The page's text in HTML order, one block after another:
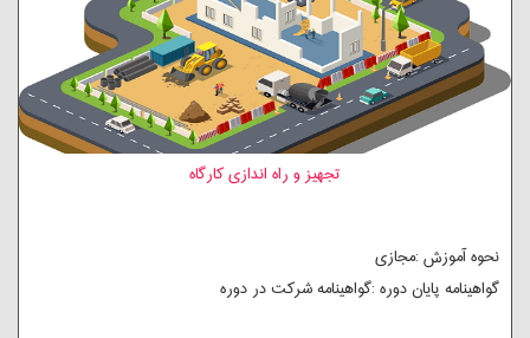
تجهیز و راه اندازی کارگاه
نحوه آموزش :مجازی
گواهینامه پایان دوره :گواهینامه شرکت در دوره